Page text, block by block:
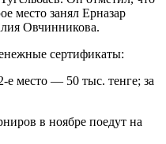
место занял Ерназар
Овчинникова.
сертификаты:
е место — 50 тыс. тенге; за
в ноябре поедут на